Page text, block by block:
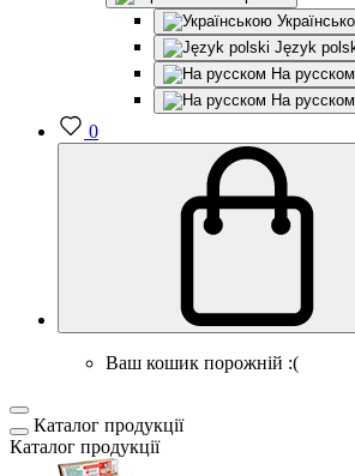
Język
На русском
На русском
0
Ваш кошик порожній :(
Каталог продукції
Каталог продукції